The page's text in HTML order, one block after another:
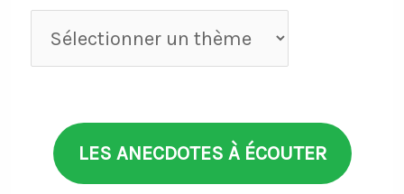
Anecdotes
par
LES ANECDOTES À ÉCOUTER